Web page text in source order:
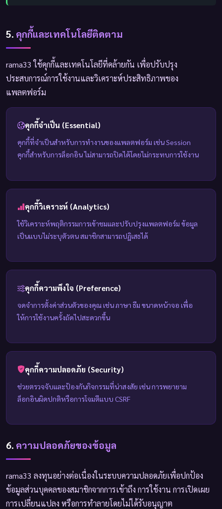
5. คุกกี้และเทคโนโลยีติดตาม
rama33 ใช้คุกกี้และเทคโนโลยีที่คล้ายกัน เพื่อปรับปรุง
ประสบการณ์การใช้งานและวิเคราะห์ประสิทธิภาพของ
แพลตฟอร์ม
คุกกี้จำเป็น (Essential)
คุกกี้ที่จำเป็นสำหรับการทำงานของแพลตฟอร์ม เช่น Session
คุกกี้สำหรับการล็อกอิน ไม่สามารถปิดได้โดยไม่กระทบการใช้งาน
คุกกี้วิเคราะห์ (Analytics)
ใช้วิเคราะห์พฤติกรรมการเข้าชมและปรับปรุงแพลตฟอร์ม ข้อมูล
เป็นแบบไม่ระบุตัวตน สมาชิกสามารถปฏิเสธได้
คุกกี้ความพึงใจ (Preference)
จดจำการตั้งค่าส่วนตัวของคุณ เช่น ภาษา ธีม ขนาดหน้าจอ เพื่อ
ให้การใช้งานครั้งถัดไปสะดวกขึ้น
คุกกี้ความปลอดภัย (Security)
ช่วยตรวจจับและป้องกันกิจกรรมที่น่าสงสัย เช่น การพยายาม
ล็อกอินผิดปกติหรือการโจมตีแบบ CSRF
6. ความปลอดภัยของข้อมูล
rama33 ลงทุนอย่างต่อเนื่องในระบบความปลอดภัยเพื่อปกป้อง
ข้อมูลส่วนบุคคลของสมาชิกจากการเข้าถึง การใช้งาน การเปิดเผย
การเปลี่ยนแปลง หรือการทำลายโดยไม่ได้รับอนุญาต